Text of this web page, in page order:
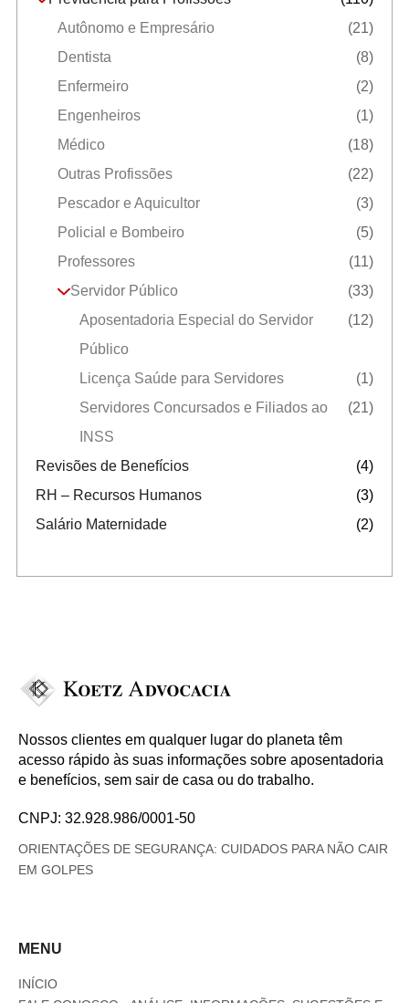
Autônomo e Empresário
(21)
Dentista
(8)
Enfermeiro
(2)
Engenheiros
(1)
Médico
(18)
Outras Profissões
(22)
Pescador e Aquicultor
(3)
Policial e Bombeiro
(5)
Professores
(11)
Servidor Público
(33)
Aposentadoria Especial do Servidor
Público
(12)
Licença Saúde para Servidores
(1)
Servidores Concursados e Filiados ao
INSS
(21)
Revisões de Benefícios
(4)
RH – Recursos Humanos
(3)
Salário Maternidade
(2)
Nossos clientes em qualquer lugar do planeta têm
acesso rápido às suas informações sobre aposentadoria
e benefícios, sem sair de casa ou do trabalho.
CNPJ: 32.928.986/0001-50
ORIENTAÇÕES DE SEGURANÇA: CUIDADOS PARA NÃO CAIR
EM GOLPES
MENU
INÍCIO